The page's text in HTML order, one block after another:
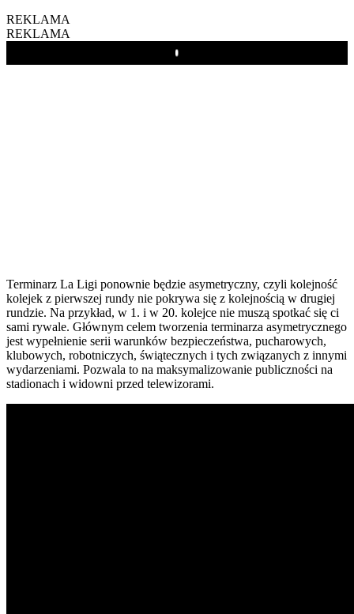
REKLAMA
REKLAMA
Play
Terminarz La Ligi ponownie będzie asymetryczny, czyli kolejność
kolejek z pierwszej rundy nie pokrywa się z kolejnością w drugiej
rundzie. Na przykład, w 1. i w 20. kolejce nie muszą spotkać się ci
sami rywale. Głównym celem tworzenia terminarza asymetrycznego
jest wypełnienie serii warunków bezpieczeństwa, pucharowych,
klubowych, robotniczych, świątecznych i tych związanych z innymi
wydarzeniami. Pozwala to na maksymalizowanie publiczności na
stadionach i widowni przed telewizorami.